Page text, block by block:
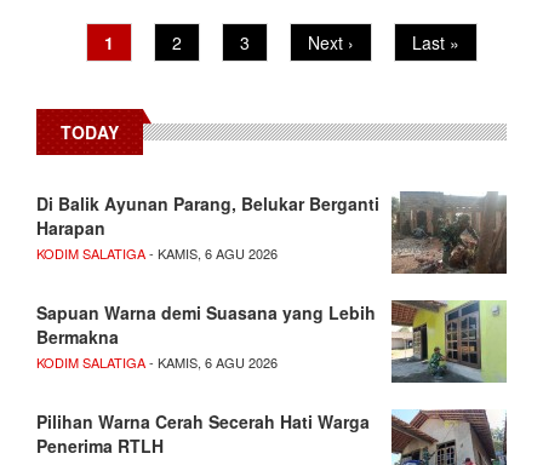
Pagination
Current
page
1 Page
2 Page
3
Next
page
Next ›
Last
page
Last »
TODAY
Di Balik Ayunan Parang, Belukar Berganti
Harapan
KODIM SALATIGA- KAMIS, 6 AGU 2026
Sapuan Warna demi Suasana yang Lebih
Bermakna
KODIM SALATIGA- KAMIS, 6 AGU 2026
Pilihan Warna Cerah Secerah Hati Warga
Penerima RTLH